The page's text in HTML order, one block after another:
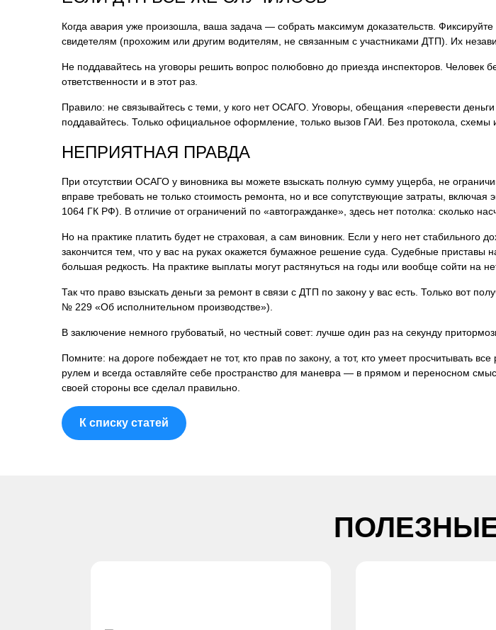
Когда авария уже произошла, ваша задача — собрать максимум доказательств.
свидетелям (прохожим или другим водителям, не связанным с участниками ДТП). Их
Не поддавайтесь на уговоры решить вопрос полюбовно до приезда инспекторов. Человек
ответственности и в этот раз.
Правило: не связывайтесь с теми, у кого нет ОСАГО. Уговоры, обещания «перевести
поддавайтесь. Только официальное оформление, только вызов ГАИ. Без протокола, схемы
НЕПРИЯТНАЯ ПРАВДА
При отсутствии ОСАГО у виновника вы можете взыскать полную сумму ущерба, не
вправе требовать не только стоимость ремонта, но и все сопутствующие затраты,
1064 ГК РФ). В отличие от ограничений по «автогражданке», здесь нет потолка: сколько
Но на практике платить будет не страховая, а сам виновник. Если у него нет
закончится тем, что у вас на руках окажется бумажное решение суда. Судебные
большая редкость. На практике выплаты могут растянуться на годы или вообще сойти на
Так что право взыскать деньги за ремонт в связи с ДТП по закону у вас есть. Только вот
№ 229 «Об исполнительном производстве»).
В заключение немного грубоватый, но честный совет: лучше один раз на секунду
Помните: на дороге побеждает не тот, кто прав по закону, а тот, кто умеет просчитывать
рулем и всегда оставляйте себе пространство для маневра — в прямом и переносном
своей стороны все сделал правильно.
К списку статей